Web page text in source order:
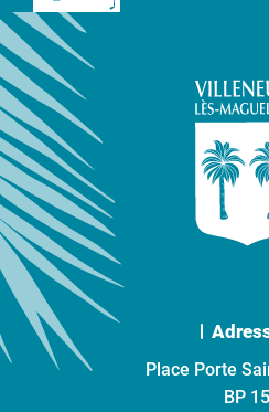
Place Porte
BP 15